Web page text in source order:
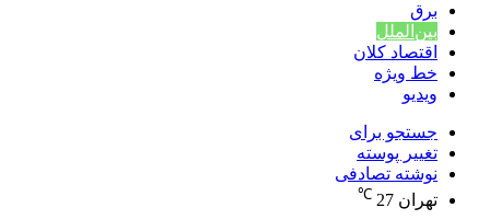
برق
بین‌الملل
اقتصاد کلان
خط ویژه
ویدیو
جستجو برای
تغییر پوسته
نوشته تصادفی
تهران 27
℃